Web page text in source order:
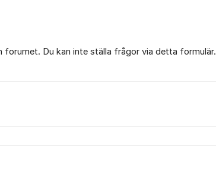
Du kan inte ställa frågor via detta formulär.